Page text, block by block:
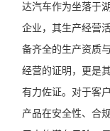
达汽车作为坐落于
企业，其生产经营
备齐全的生产资质
经营的证明，更是
有力佐证。对于客
产品在安全性、合